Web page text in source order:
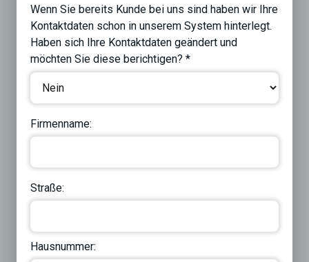
Wenn Sie bereits Kunde bei uns sind haben wir Ihre
Kontaktdaten schon in unserem System hinterlegt.
Haben sich Ihre Kontaktdaten geändert und
möchten Sie diese berichtigen? *
Firmenname:
Straße:
Hausnummer: